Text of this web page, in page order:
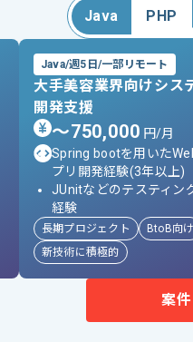
Java PHP
Java/週5日/一部リモート
大手美容業界向けシス
開発支援
〜750,000 円/月
Spring bootを用いた
プリ開発経験(3年以上)
JUnitなどのテスティン
経験
長期プロジェクト
BtoB向
新技術に積極的​
案